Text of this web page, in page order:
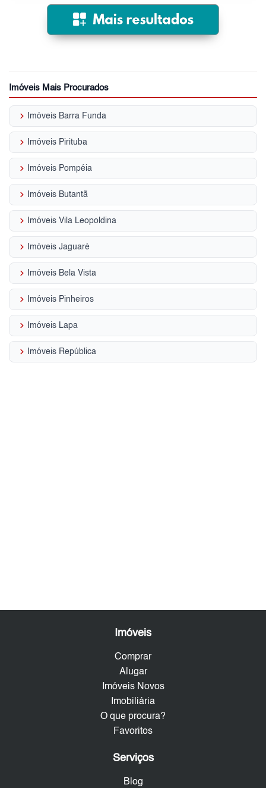
Imóveis Mais Procurados
keyboard_arrow_right Imóveis Barra Funda
keyboard_arrow_right Imóveis Pirituba
keyboard_arrow_right Imóveis Pompéia
keyboard_arrow_right Imóveis Butantã
keyboard_arrow_right Imóveis Vila Leopoldina
keyboard_arrow_right Imóveis Jaguaré
keyboard_arrow_right Imóveis Bela Vista
keyboard_arrow_right Imóveis Pinheiros
keyboard_arrow_right Imóveis Lapa
keyboard_arrow_right Imóveis República
Imóveis
Comprar
Alugar
Imóveis Novos
Imobiliária
O que procura?
Favoritos
Serviços
Blog